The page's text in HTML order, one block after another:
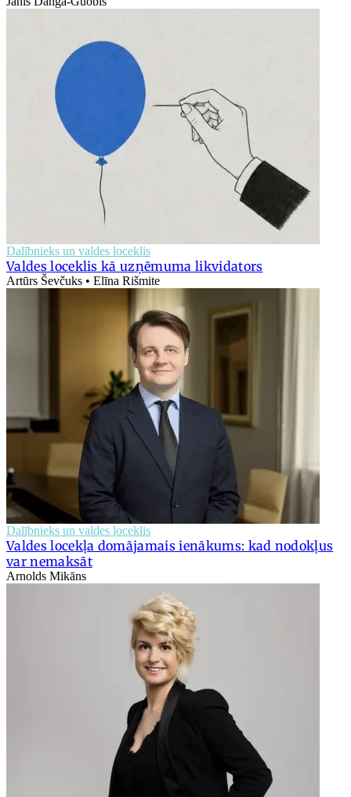
Dalībnieks un valdes loceklis
Valdes loceklis kā uzņēmuma likvidators
Artūrs Ševčuks • Elīna Rišmite
Dalībnieks un valdes loceklis
Valdes locekļa domājamais ienākums: kad nodokļus
var nemaksāt
Arnolds Mikāns